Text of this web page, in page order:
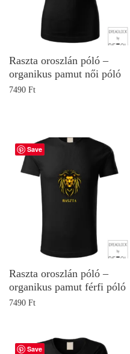
Raszta oroszlán póló –
organikus pamut női póló
7490 Ft
Save
Raszta oroszlán póló –
organikus pamut férfi póló
7490 Ft
Save